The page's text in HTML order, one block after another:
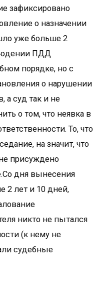
зафиксировано
о назначении
уже больше 2
ПДД
порядке, но с
о нарушении
а суд так и не
о том, что неявка в
То, что
на значит, что
присуждено
дня вынесения
2 лет и 10 дней,
никто не пытался
(к нему не
судебные